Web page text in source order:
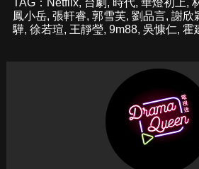
TAG： Netflix, 台劇 , 時代, 華燈初上,
鳳小岳, 張軒睿, 郭雪芙, 劉品言, 謝欣
驊, 徐若瑄, 王靜瑩, 9m88, 吳慷仁, 霍